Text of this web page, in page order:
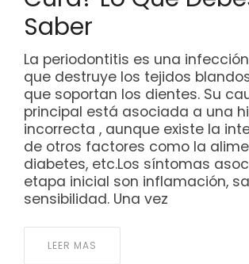
Saber
La periodontitis es una
que destruye los tejidos
que soportan los dientes. Su
principal está asociada a una
incorrecta , aunque existe la
de otros factores como la
diabetes, etc.Los síntomas
etapa inicial son inflamación,
sensibilidad. Una vez
LEER MAS